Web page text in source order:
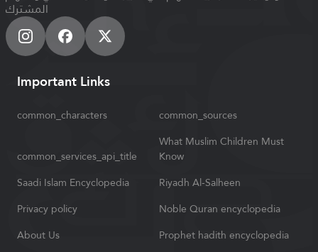
المشترك
Important Links
common_characters common_sources
common_services_api_title
What Muslim Children Must
Know
Saadi Islam Encyclopedia
Riyadh Al-Salheen
Privacy policy
Noble Quran encyclopedia
About Us
Prophet hadith encyclopedia